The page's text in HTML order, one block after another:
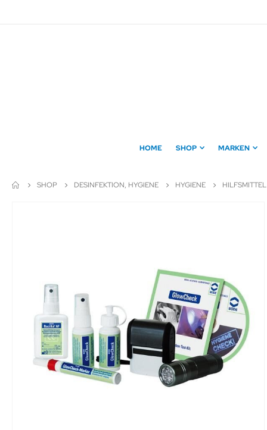
zum
HOME SHOP MARKEN
SHOP DESINFEKTION, HYGIENE HYGIENE HILFSMITTEL